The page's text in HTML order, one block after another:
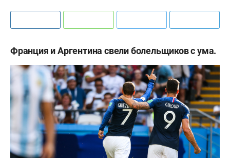
Франция и Аргентина свели болельщиков с ума.